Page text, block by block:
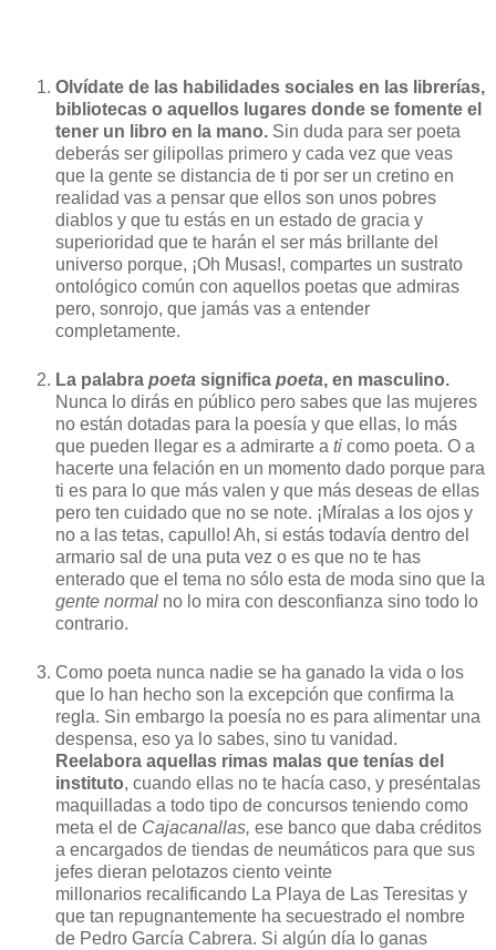
Olvídate de las habilidades sociales en las librerías,
bibliotecas o aquellos lugares donde se fomente el
tener un libro en la mano. Sin duda para ser poeta
deberás ser gilipollas primero y cada vez que veas
que la gente se distancia de ti por ser un cretino en
realidad vas a pensar que ellos son unos pobres
diablos y que tu estás en un estado de gracia y
superioridad que te harán el ser más brillante del
universo porque, ¡Oh Musas!, compartes un sustrato
ontológico común con aquellos poetas que admiras
pero, sonrojo, que jamás vas a entender
completamente.
La palabra poeta significa poeta, en masculino.
Nunca lo dirás en público pero sabes que las mujeres
no están dotadas para la poesía y que ellas, lo más
que pueden llegar es a admirarte a ti como poeta. O a
hacerte una felación en un momento dado porque para
ti es para lo que más valen y que más deseas de ellas
pero ten cuidado que no se note. ¡Míralas a los ojos y
no a las tetas, capullo! Ah, si estás todavía dentro del
armario sal de una puta vez o es que no te has
enterado que el tema no sólo esta de moda sino que la
gente normal no lo mira con desconfianza sino todo lo
contrario.
Como poeta nunca nadie se ha ganado la vida o los
que lo han hecho son la excepción que confirma la
regla. Sin embargo la poesía no es para alimentar una
despensa, eso ya lo sabes, sino tu vanidad.
Reelabora aquellas rimas malas que tenías del
instituto, cuando ellas no te hacía caso, y preséntalas
maquilladas a todo tipo de concursos teniendo como
meta el de Cajacanallas, ese banco que daba créditos
a encargados de tiendas de neumáticos para que sus
jefes dieran pelotazos ciento veinte
millonarios recalificando La Playa de Las Teresitas y
que tan repugnantemente ha secuestrado el nombre
de Pedro García Cabrera. Si algún día lo ganas